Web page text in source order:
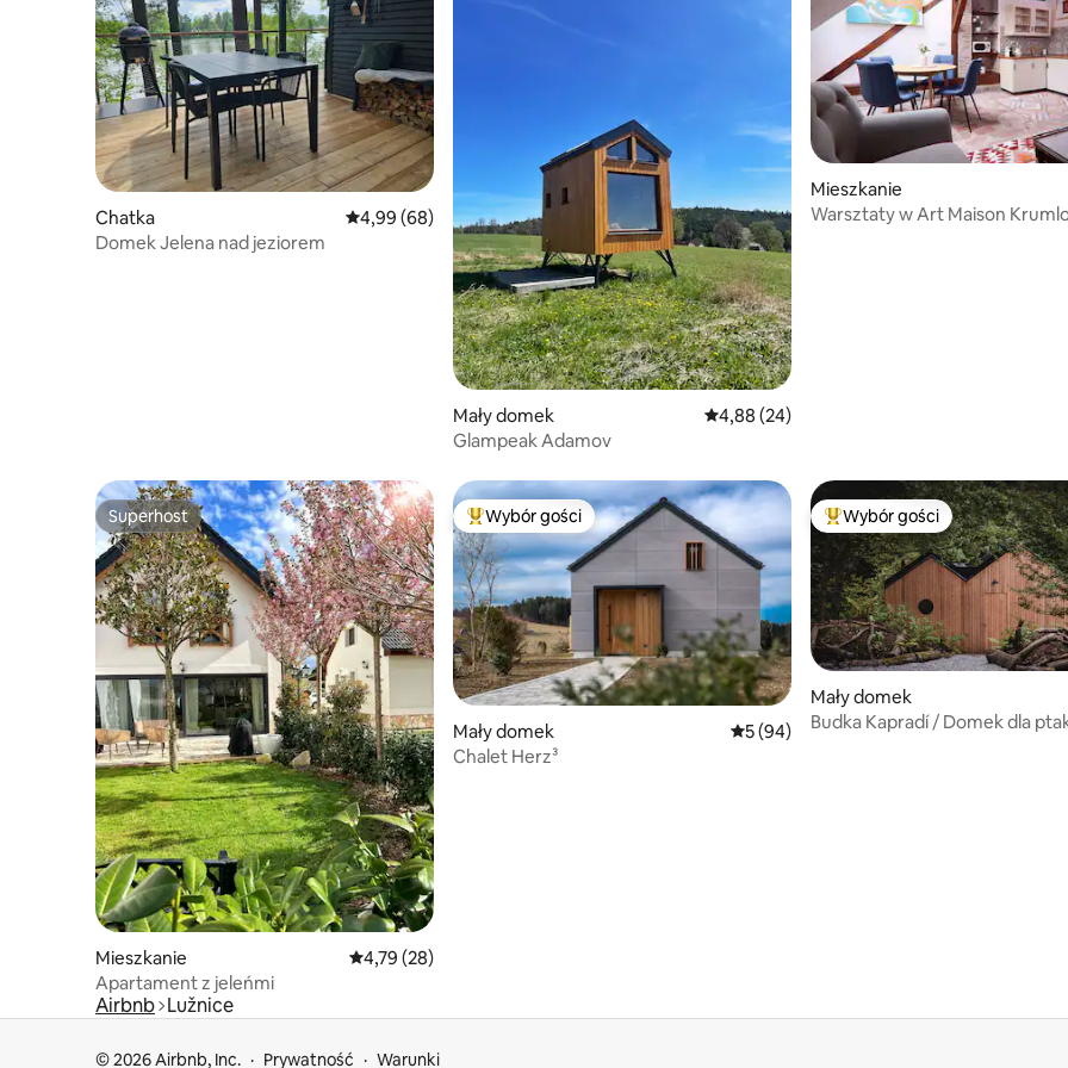
Chatka Średnia ocena: 4,99 na 5, liczba recenzji: 68
4,99 (68)
Domek Jelena nad jeziorem
Mały domek Średnia ocena: 4,88 na 5, liczba recenzji: 24
4,88 (24)
Glampeak Adamov
Mieszkanie
Warsztaty w Art Maison
Superhost
Superhost
Mieszkanie Średnia ocena: 4,79 na 5, liczba recenzji: 28
4,79 (28)
Apartament z jeleńmi
Najpopularniejsze z kategorii Wybór gości
Wybór gości
Mały domek Średnia ocena: 5 na 5, liczba recenzji: 94
5 (94)
Chalet Herz³
Najpopularniejsze z kategorii
Wybór gości
Mały domek
Budka Kapradí / Domek dla
Airbnb Lužnice
© 2026 Airbnb, Inc. Prywatność Warunki